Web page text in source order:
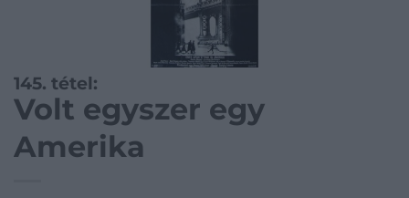
145. tétel:
Volt egyszer egy
Amerika